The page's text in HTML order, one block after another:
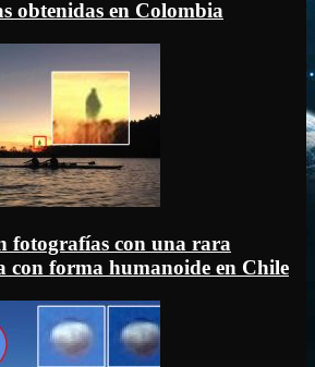
obtenidas en Colombia
fotografías con una rara
con forma humanoide en Chile